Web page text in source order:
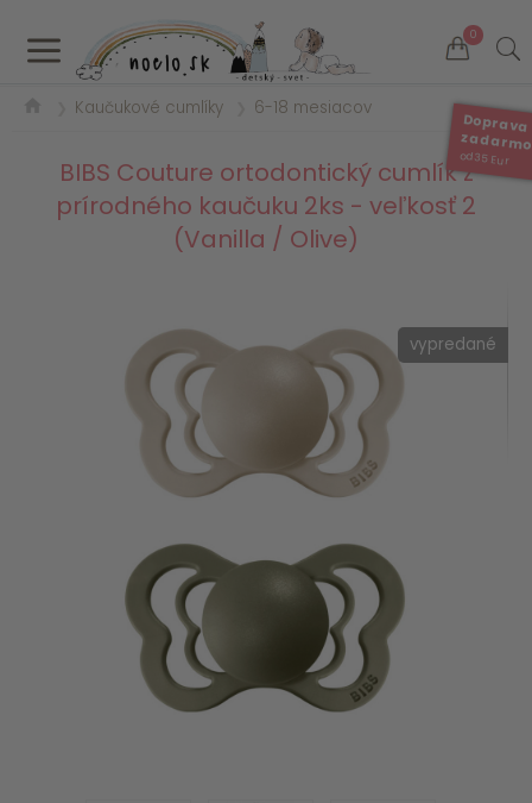
a 0
Doprava
od 35 Eur
Kaučukové cumlíky 6-18 mesiacov
BIBS Couture ortodontický cumlík z
prírodného kaučuku 2ks - veľkosť 2
(Vanilla / Olive)
vypredané